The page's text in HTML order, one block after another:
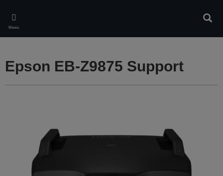
main
content
Meniu
Epson EB-Z9875 Support